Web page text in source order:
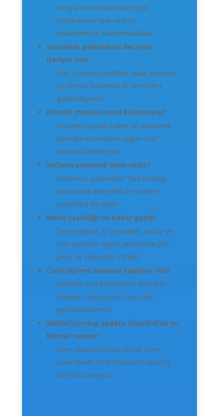
Avrupa standartlarında hijyen
politikalarına uyan üretim
tesislerimizde hazırlanmaktadır.
Sunumlar geleneksel detaylar
içeriyor mu?
Evet, Osmanlı motifleri, bakır sahanlar
ve yöresel sunumlar ile atmosferi
güçlendiriyoruz.
Etkinlik menüsü nasıl belirleniyor?
Önceden yapılan tadım ve analizlerle
etkinliğin konseptine uygun özel
menüler belirleniyor.
Şeflerin uzmanlık alanı nedir?
Şeflerimiz, geleneksel Türk mutfağı
konusunda deneyimli ve modern
yorumlara da açıktır.
Menü çeşitliliği ne kadar geniş?
Zeytinyağlılar, et yemekleri, tatlılar ve
özel diyetlere uygun yemeklerle çok
geniş bir yelpazeye sahibiz.
Canlı pişirme sunumu yapılıyor mu?
Özellikle özel etkinliklerde interaktif
şovlarla canlı pişirme sunumları
gerçekleştiriyoruz.
MaideCatering sadece İstanbul’da mı
hizmet veriyor?
Hayır, İstanbul başta olmak üzere
çevre illerde de profesyonel catering
hizmeti sunuyoruz.